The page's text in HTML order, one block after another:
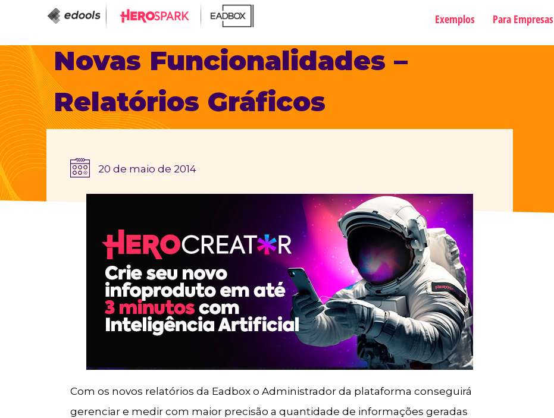
Exemplos Para Empresas
Novas Funcionalidades –
Relatórios Gráficos
20 de maio de 2014
Com os novos relatórios da Eadbox o Administrador da plataforma conseguirá
gerenciar e medir com maior precisão a quantidade de informações geradas